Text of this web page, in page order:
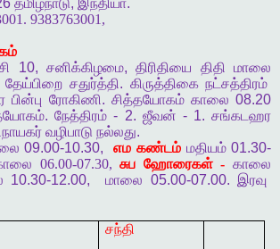
தமிழ்நாடு, இந்தியா.
9383763001,
10,சனிக்கிழமை,திரிதியை திதி
மாலை
தேய்பிறை சதுர்த்தி. கிருத்திகை நட்சத்திரம்
பின்பு ரோகிணி. சித்தயோகம் காலை 08.20
.நேத்திரம் - 2. ஜீவன் - 1.சங்கடஹர
வழிபாடு நல்லது.
09.00-10.30, எம கண்டம் மதியம்01.30-
06.00-07.30,சுப ஹோரைகள் - காலை
10.30-12.00, மாலை 05.00-07.00. இரவு
சந்தி